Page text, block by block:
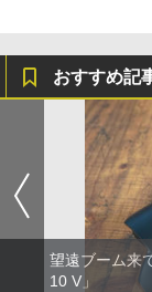
おすすめ記
望遠ブーム来
10 V」